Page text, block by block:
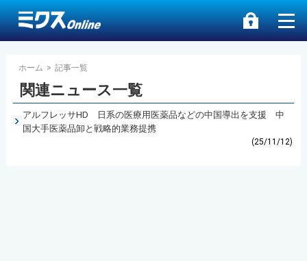
ホーム > 記事一覧
関連ニュース一覧
アルフレッサHD 日系の医療用医薬品などの中国導出を支援 中
国大手医薬品卸と戦略的業務提携
(25/11/12)